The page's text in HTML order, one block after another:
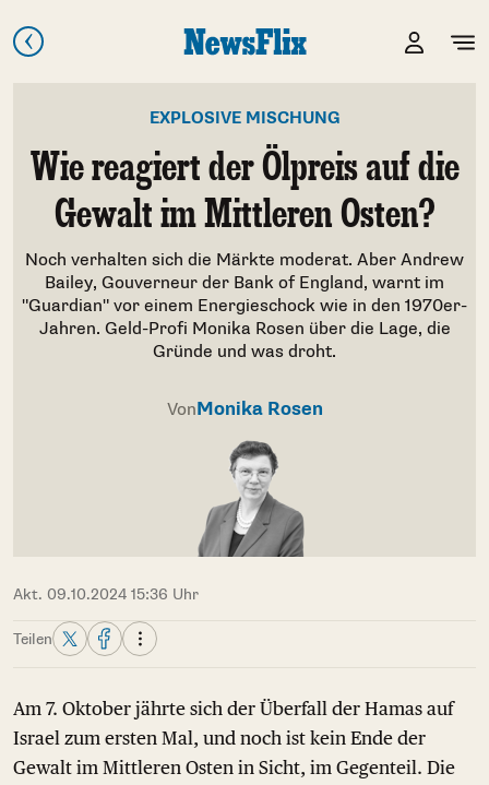
EXPLOSIVE MISCHUNG
Wie reagiert der Ölpreis auf die
Gewalt im Mittleren Osten?
Noch verhalten sich die Märkte moderat. Aber Andrew
Bailey, Gouverneur der Bank of England, warnt im
"Guardian" vor einem Energieschock wie in den 1970er-
Jahren. Geld-Profi Monika Rosen über die Lage, die
Gründe und was droht.
VonMonika Rosen
Akt. 09.10.2024 15:36 Uhr
Teilen
Am 7. Oktober jährte sich der Überfall der Hamas auf
Israel zum ersten Mal, und noch ist kein Ende der
Gewalt im Mittleren Osten in Sicht, im Gegenteil. Die